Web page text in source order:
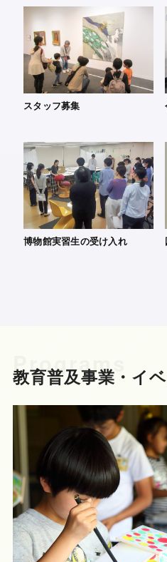
スタッフ募集
博物館実習生の受け入れ
Programs
教育普及事業・イ